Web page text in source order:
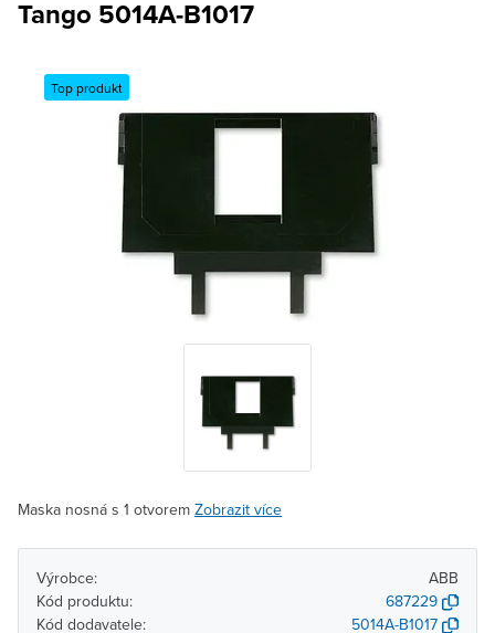
Tango 5014A-B1017
Top produkt
Maska nosná s 1 otvorem Zobrazit více
Výrobce:
ABB
Kód produktu:
687229
Kód dodavatele:
5014A-B1017